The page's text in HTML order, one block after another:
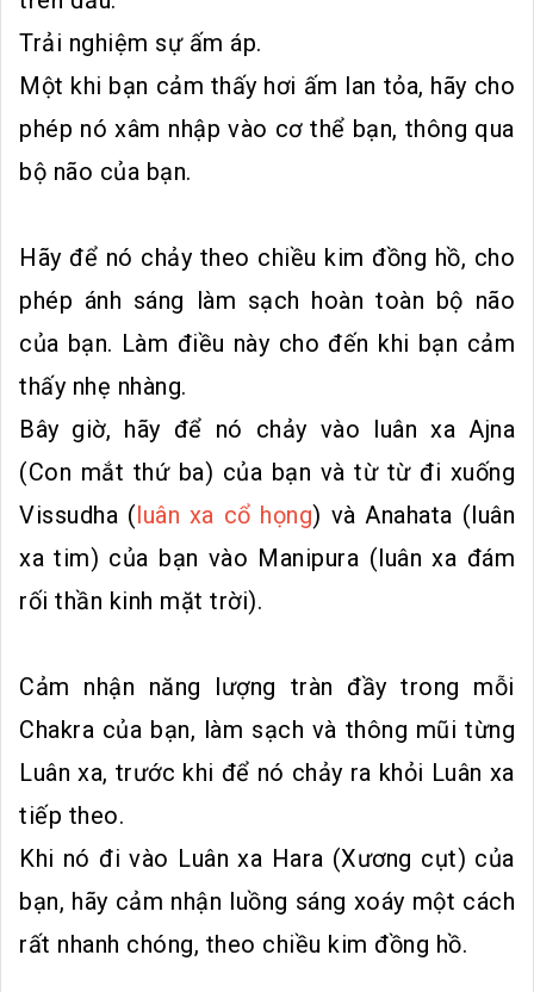
Trải nghiệm sự ấm áp.
Một khi bạn cảm thấy hơi ấm lan tỏa, hãy cho
phép nó xâm nhập vào cơ thể bạn, thông qua
bộ não của bạn.
Hãy để nó chảy theo chiều kim đồng hồ, cho
phép ánh sáng làm sạch hoàn toàn bộ não
của bạn. Làm điều này cho đến khi bạn cảm
thấy nhẹ nhàng.
Bây giờ, hãy để nó chảy vào luân xa Ajna
(Con mắt thứ ba) của bạn và từ từ đi xuống
Vissudha (luân xa cổ họng) và Anahata (luân
xa tim) của bạn vào Manipura (luân xa đám
rối thần kinh mặt trời).
Cảm nhận năng lượng tràn đầy trong mỗi
Chakra của bạn, làm sạch và thông mũi từng
Luân xa, trước khi để nó chảy ra khỏi Luân xa
tiếp theo.
Khi nó đi vào Luân xa Hara (Xương cụt) của
bạn, hãy cảm nhận luồng sáng xoáy một cách
rất nhanh chóng, theo chiều kim đồng hồ.